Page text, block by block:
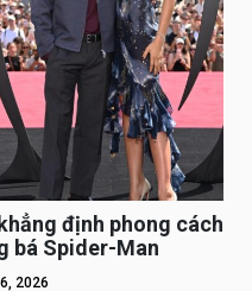
định phong cách
bá Spider-Man
2026